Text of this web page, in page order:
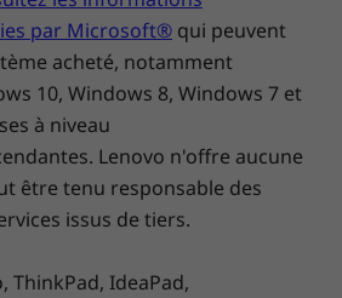
par Microsoft® qui peuvent
acheté, notamment
10, Windows 8, Windows 7 et
à niveau
Lenovo n'offre aucune
être tenu responsable des
issus de tiers.
ThinkPad, IdeaPad,